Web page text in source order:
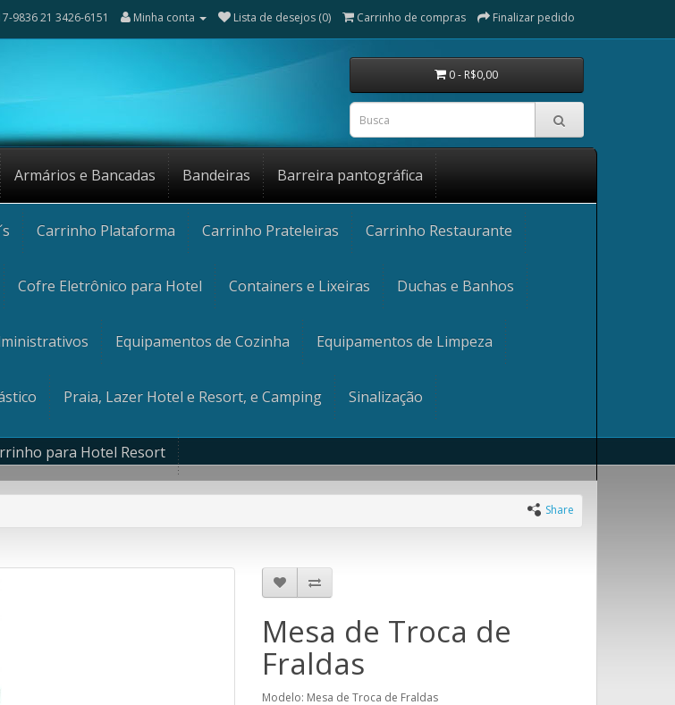
9836 21 3426-6151 Minha conta Lista de desejos (0) Carrinho de compras Finalizar pedido
0 - R$0,00
Armários e Bancadas Bandeiras Barreira pantográfica
Carrinho Plataforma Carrinho Prateleiras Carrinho Restaurante
Cofre Eletrônico para Hotel Containers e Lixeiras Duchas e Banhos
Equipamentos de Cozinha Equipamentos de Limpeza
Praia, Lazer Hotel e Resort, e Camping Sinalização
para Hotel Resort
Share
Mesa de Troca de
Fraldas
Modelo: Mesa de Troca de Fraldas